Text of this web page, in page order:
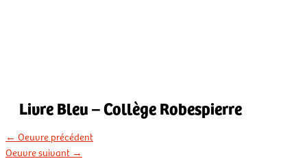
Livre Bleu – Collège Robespierre
← Oeuvre précédent
Oeuvre suivant →